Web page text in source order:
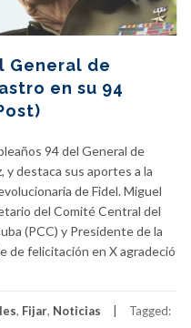
General de
en su 94
94 del General de
y destaca sus aportes a la
de Fidel. Miguel
del Comité Central del
(PCC) y Presidente de la
de felicitación en X agradeció
, Fijar, Noticias Tagged: